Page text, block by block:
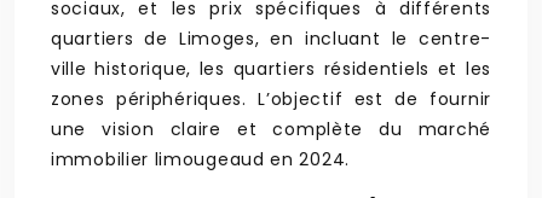
sociaux, et les prix spécifiques à différents
quartiers de Limoges, en incluant le centre-
ville historique, les quartiers résidentiels et les
zones périphériques. L’objectif est de fournir
une vision claire et complète du marché
immobilier limougeaud en 2024.